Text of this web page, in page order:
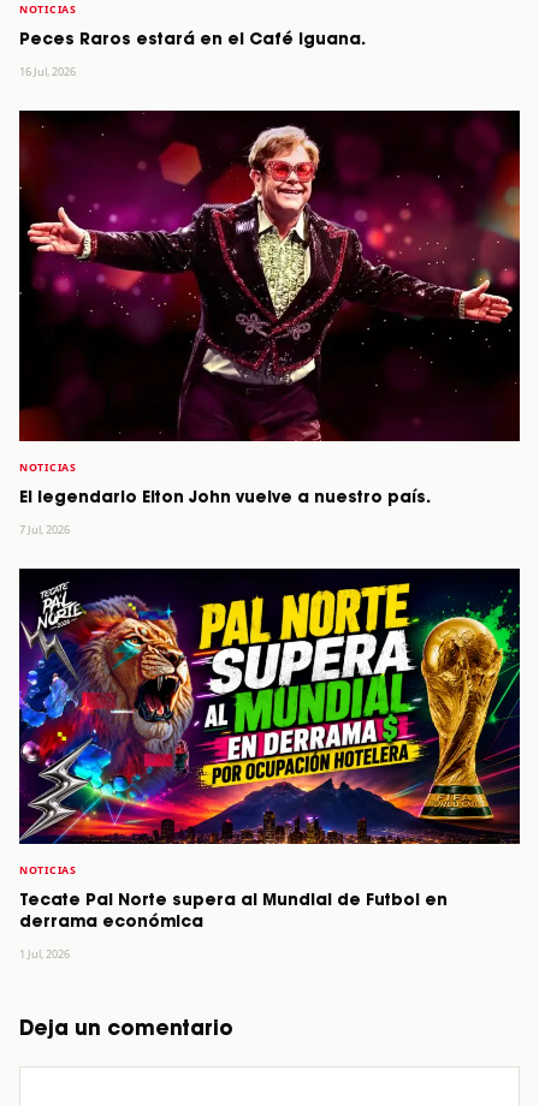
NOTICIAS
Peces Raros estará en el Café Iguana.
16 Jul, 2026
NOTICIAS
El legendario Elton John vuelve a nuestro país.
7 Jul, 2026
NOTICIAS
Tecate Pal Norte supera al Mundial de Futbol en
derrama económica
1 Jul, 2026
Deja un comentario